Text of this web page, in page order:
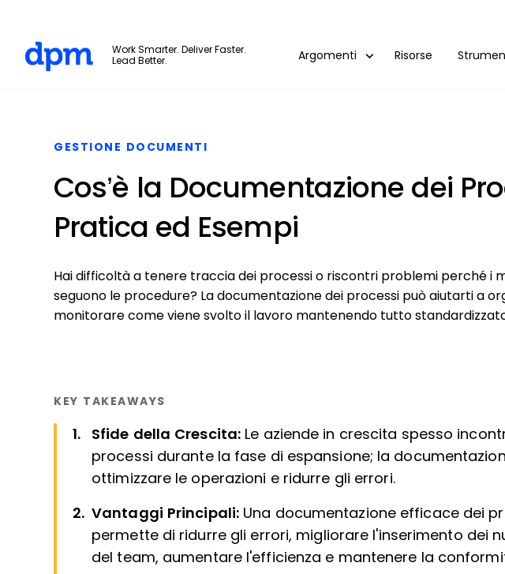
Work Smarter. Deliver Faster.
Lead Better.
Argomenti Risorse
GESTIONE DOCUMENTI
Cos’è la Documentazione dei
Pratica ed Esempi
Hai difficoltà a tenere traccia dei processi o riscontri problemi perché i
seguono le procedure? La documentazione dei processi può aiutarti a
monitorare come viene svolto il lavoro mantenendo tutto
KEY TAKEAWAYS
Sfide della Crescita: Le aziende in crescita spesso
processi durante la fase di espansione; la
ottimizzare le operazioni e ridurre gli errori.
Vantaggi Principali: Una documentazione efficace dei
permette di ridurre gli errori, migliorare l'inserimento dei
del team, aumentare l'efficienza e mantenere la